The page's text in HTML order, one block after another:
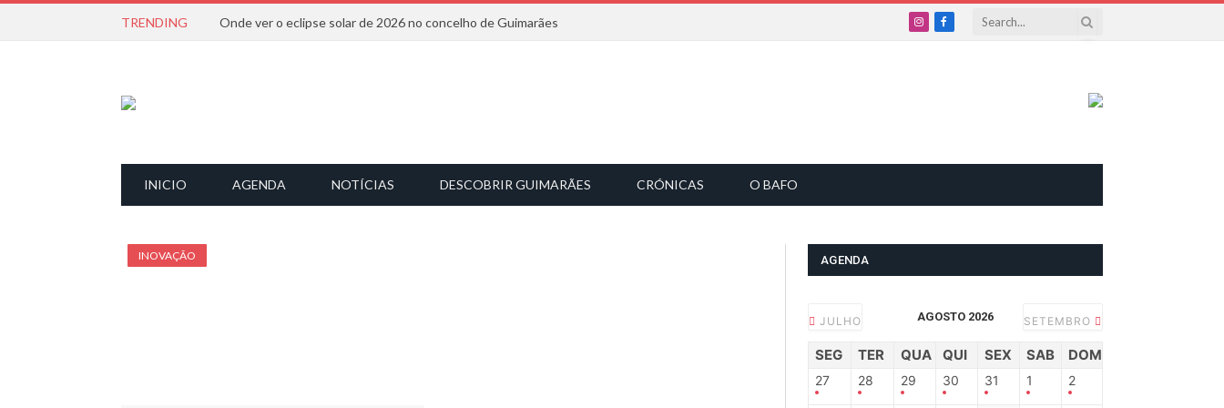
TRENDING Onde ver o eclipse solar de 2026 no concelho de Guimarães
InstagramFacebook
INICIO AGENDA NOTÍCIAS DESCOBRIR GUIMARÃES CRÓNICAS O BAFO
INOVAÇÃO AGENDA
JULHO AGOSTO 2026 SETEMBRO
SEG TER QUA QUI SEX SAB DOM
27 28 29 30 31 1 2